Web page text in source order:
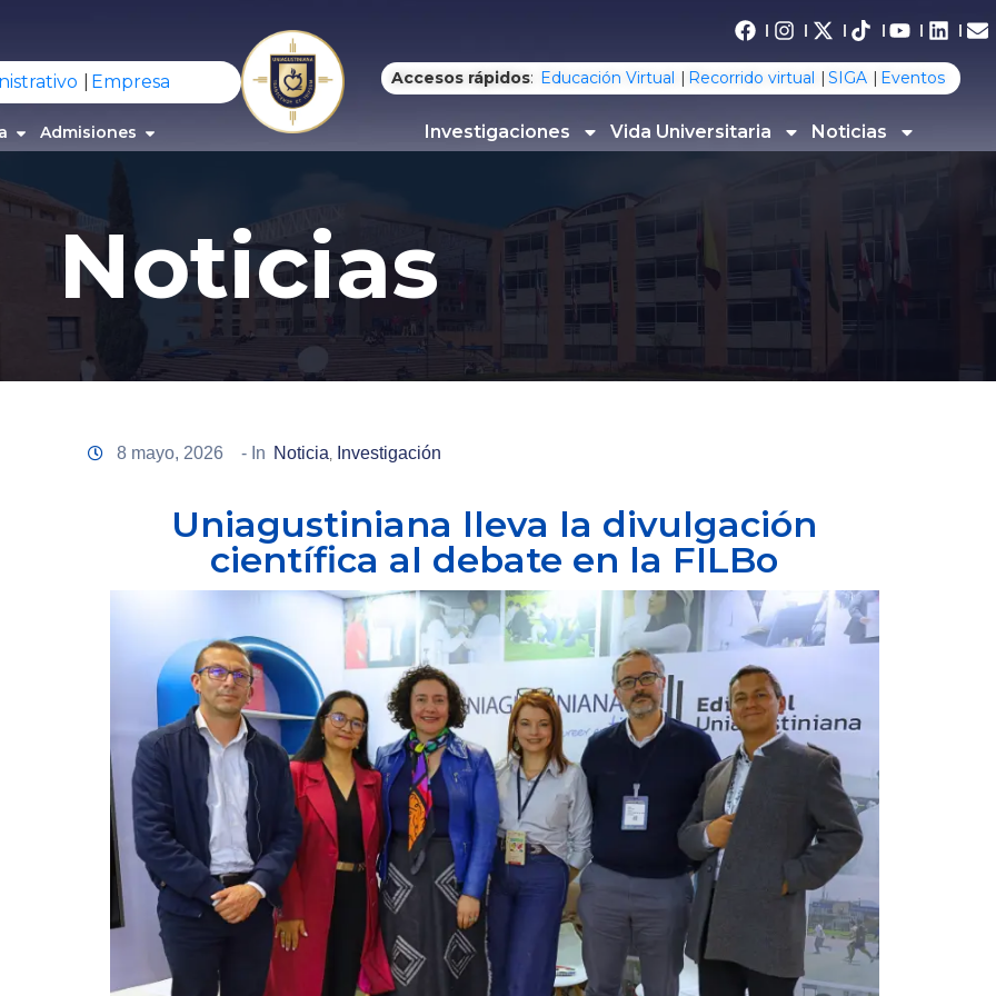
Empresa
Admisiones
Accesos rápidos: Educación Virtual Recorrido virtual SIGA Eventos
Investigaciones Vida Universitaria Noticias
Noticias
8 mayo, 2026 - In Noticia‚ Investigación
Uniagustiniana lleva la divulgación
científica al debate en la FILBo